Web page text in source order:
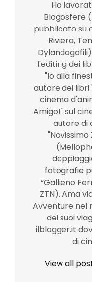
Ha
Blogosfere
pubblicato su
Riviera,
l'editing dei
"Io alla
autore dei libri
cinema
Amigo!" sul
autore di
"Novissimo
fotografie
“Gallieno
ZTN). Ama
Avventure nel
dei suoi
ilblogger.it
di
View all